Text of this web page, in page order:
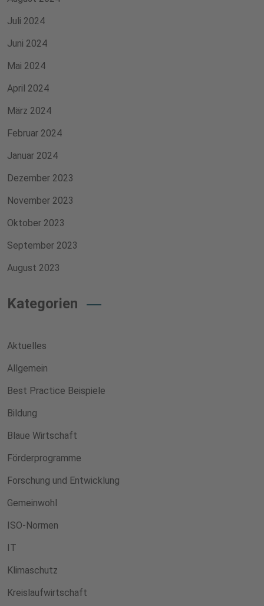
Juli 2024
Juni 2024
Mai 2024
April 2024
März 2024
Februar 2024
Januar 2024
Dezember 2023
November 2023
Oktober 2023
September 2023
August 2023
Kategorien
Aktuelles
Allgemein
Best Practice Beispiele
Bildung
Blaue Wirtschaft
Förderprogramme
Forschung und Entwicklung
Gemeinwohl
ISO-Normen
IT
Klimaschutz
Kreislaufwirtschaft